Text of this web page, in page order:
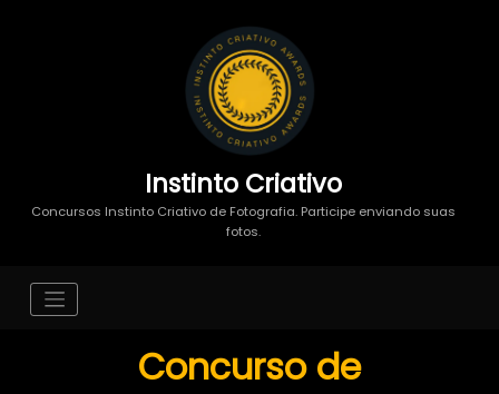
Instinto Criativo
Concursos Instinto Criativo de Fotografia. Participe enviando suas
fotos.
Concurso de